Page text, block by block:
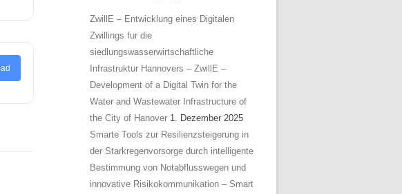
ZwillE – Entwicklung eines Digitalen
Zwillings fur die
siedlungswasserwirtschaftliche
Infrastruktur Hannovers – ZwillE –
Development of a Digital Twin for the
Water and Wastewater Infrastructure of
the City of Hanover 1. Dezember 2025
Smarte Tools zur Resilienzsteigerung in
der Starkregenvorsorge durch intelligente
Bestimmung von Notabflusswegen und
innovative Risikokommunikation – Smart